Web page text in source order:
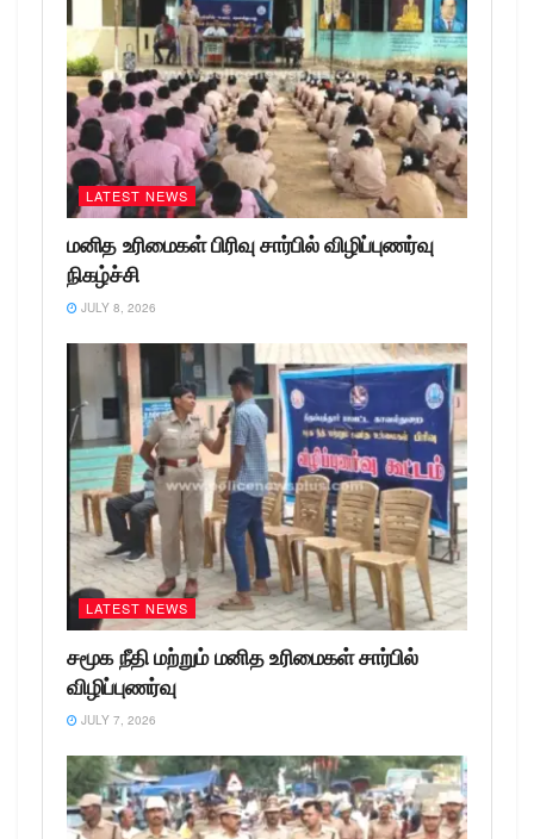
LATEST NEWS
மனித உரிமைகள் பிரிவு சார்பில் விழிப்புணர்வு
நிகழ்ச்சி
JULY 8, 2026
LATEST NEWS
சமூக நீதி மற்றும் மனித உரிமைகள் சார்பில்
விழிப்புணர்வு
JULY 7, 2026